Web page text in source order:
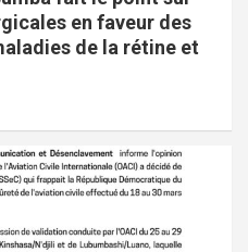
en faveur des
de la rétine et